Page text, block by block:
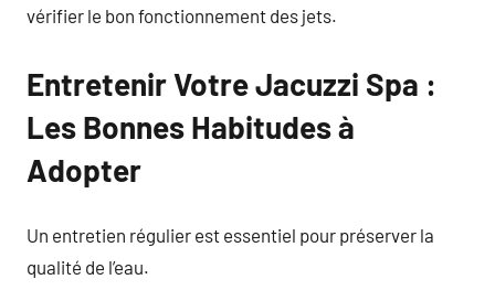
vérifier le bon fonctionnement des jets.
Entretenir Votre Jacuzzi Spa :
Les Bonnes Habitudes à
Adopter
Un entretien régulier est essentiel pour préserver la
qualité de l’eau.